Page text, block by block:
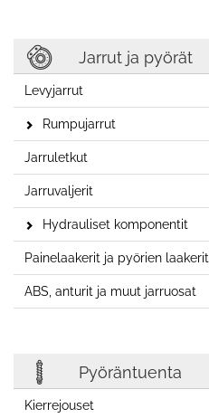
Jarrut ja pyörät
Levyjarrut
Rumpujarrut
Jarruletkut
Jarruvaljerit
Hydrauliset komponentit
Painelaakerit ja pyörien laakerit
ABS, anturit ja muut jarruosat
Pyöräntuenta
Kierrejouset